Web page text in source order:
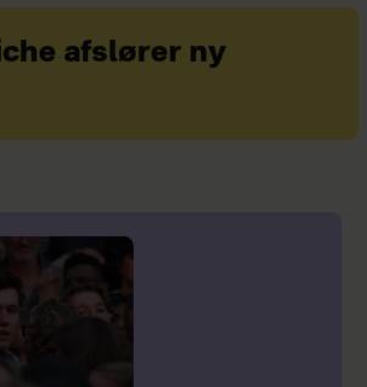
afslører ny